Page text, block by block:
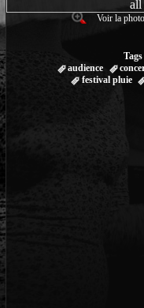
Voir la
audience
festival pluie